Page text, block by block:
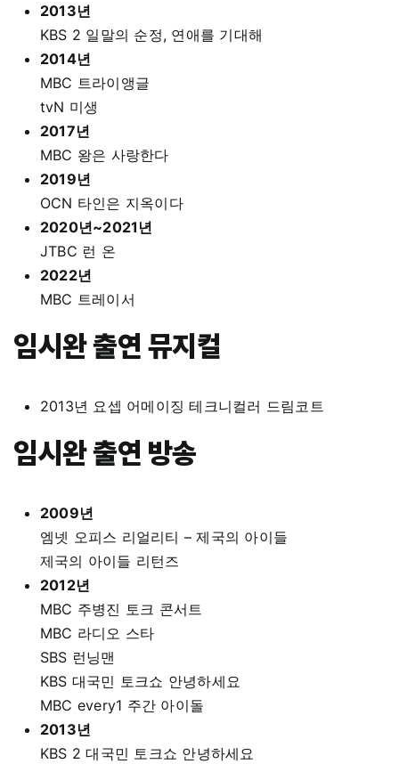
2013년
KBS 2 일말의 순정, 연애를 기대해
2014년
MBC 트라이앵글
tvN 미생
2017년
MBC 왕은 사랑한다
2019년
OCN 타인은 지옥이다
2020년~2021년
JTBC 런 온
2022년
MBC 트레이서
임시완 출연 뮤지컬
2013년 요셉 어메이징 테크니컬러 드림코트
임시완 출연 방송
2009년
엠넷 오피스 리얼리티 – 제국의 아이들
제국의 아이들 리턴즈
2012년
MBC 주병진 토크 콘서트
MBC 라디오 스타
SBS 런닝맨
KBS 대국민 토크쇼 안녕하세요
MBC every1 주간 아이돌
2013년
KBS 2 대국민 토크쇼 안녕하세요